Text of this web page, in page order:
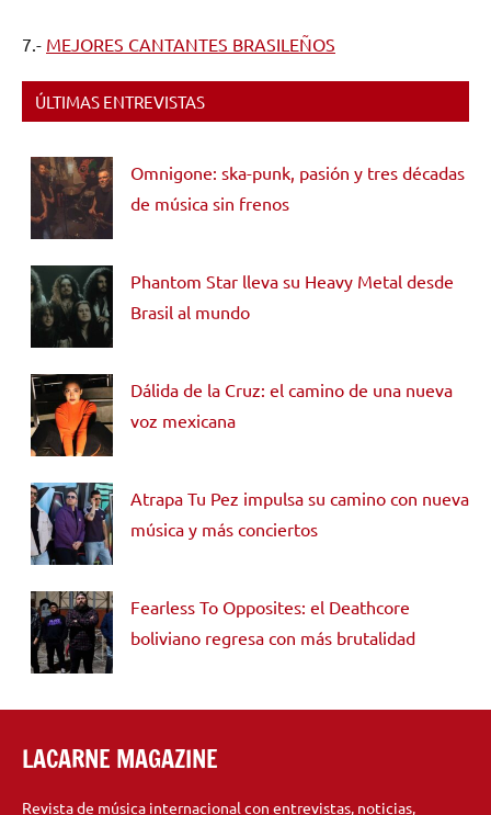
7.- MEJORES CANTANTES BRASILEÑOS
ÚLTIMAS ENTREVISTAS
Omnigone: ska-punk, pasión y tres décadas
de música sin frenos
Phantom Star lleva su Heavy Metal desde
Brasil al mundo
Dálida de la Cruz: el camino de una nueva
voz mexicana
Atrapa Tu Pez impulsa su camino con nueva
música y más conciertos
Fearless To Opposites: el Deathcore
boliviano regresa con más brutalidad
LACARNE MAGAZINE
Revista de música internacional con entrevistas, noticias,